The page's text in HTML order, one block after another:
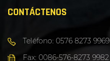
CONTÁCTENOS
Teléfono: 0576 8273 9969
Fax: 0086-576-8273 9982